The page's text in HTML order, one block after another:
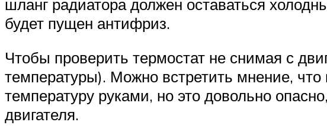
шланг радиатора должен оставаться
будет пущен антифриз.
Чтобы проверить термостат не снимая с
температуры). Можно встретить мнение,
температуру руками, но это довольно
двигателя.